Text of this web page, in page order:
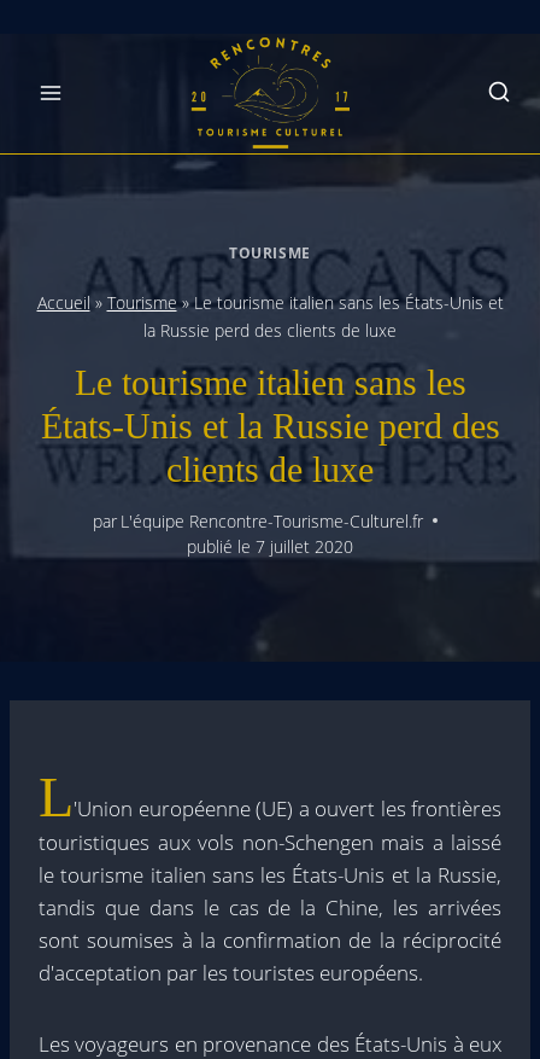
TOURISME
Accueil» Tourisme»Le tourisme italien sans les États-Unis et
la Russie perd des clients de luxe
Le tourisme italien sans les
États-Unis et la Russie perd des
clients de luxe
par L'équipe Rencontre-Tourisme-Culturel.fr
publié le 7 juillet 2020
L'Union européenne (UE) a ouvert les frontières
touristiques aux vols non-Schengen mais a laissé
le tourisme italien sans les États-Unis et la Russie,
tandis que dans le cas de la Chine, les arrivées
sont soumises à la confirmation de la réciprocité
d'acceptation par les touristes européens.
Les voyageurs en provenance des États-Unis à eux